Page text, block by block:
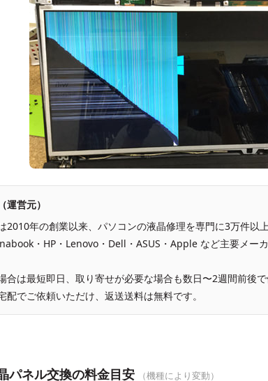
運営元）
2010年の創業以来、パソコンの液晶修理を専門に3万件以
・HP・Lenovo・Dell・ASUS・Apple など主要メー
合は最短即日、取り寄せが必要な場合も数日〜2週間前後で
配でご依頼いただけ、返送送料は無料です。
パネル交換の料金目安 （機種により変動）